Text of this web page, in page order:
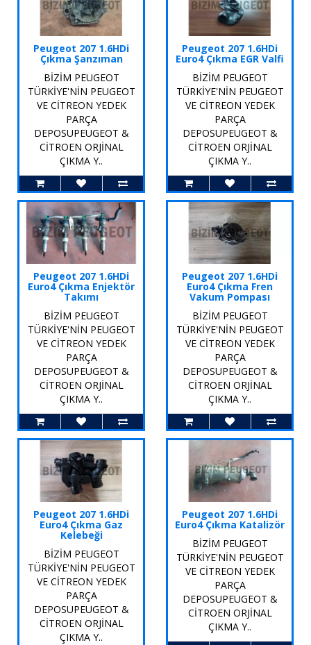
Peugeot 207 1.6HDi
Çıkma Şanzıman
BİZİM PEUGEOT
TÜRKİYE'NİN PEUGEOT
VE CİTREON YEDEK
PARÇA
DEPOSUPEUGEOT &
CİTROEN ORJİNAL
ÇIKMA Y..
Peugeot 207 1.6HDi
Euro4 Çıkma EGR Valfi
BİZİM PEUGEOT
TÜRKİYE'NİN PEUGEOT
VE CİTREON YEDEK
PARÇA
DEPOSUPEUGEOT &
CİTROEN ORJİNAL
ÇIKMA Y..
Peugeot 207 1.6HDi
Euro4 Çıkma Enjektör
Takımı
BİZİM PEUGEOT
TÜRKİYE'NİN PEUGEOT
VE CİTREON YEDEK
PARÇA
DEPOSUPEUGEOT &
CİTROEN ORJİNAL
ÇIKMA Y..
Peugeot 207 1.6HDi
Euro4 Çıkma Fren
Vakum Pompası
BİZİM PEUGEOT
TÜRKİYE'NİN PEUGEOT
VE CİTREON YEDEK
PARÇA
DEPOSUPEUGEOT &
CİTROEN ORJİNAL
ÇIKMA Y..
Peugeot 207 1.6HDi
Euro4 Çıkma Gaz
Kelebeği
BİZİM PEUGEOT
TÜRKİYE'NİN PEUGEOT
VE CİTREON YEDEK
PARÇA
DEPOSUPEUGEOT &
CİTROEN ORJİNAL
ÇIKMA Y..
Peugeot 207 1.6HDi
Euro4 Çıkma Katalizör
BİZİM PEUGEOT
TÜRKİYE'NİN PEUGEOT
VE CİTREON YEDEK
PARÇA
DEPOSUPEUGEOT &
CİTROEN ORJİNAL
ÇIKMA Y..